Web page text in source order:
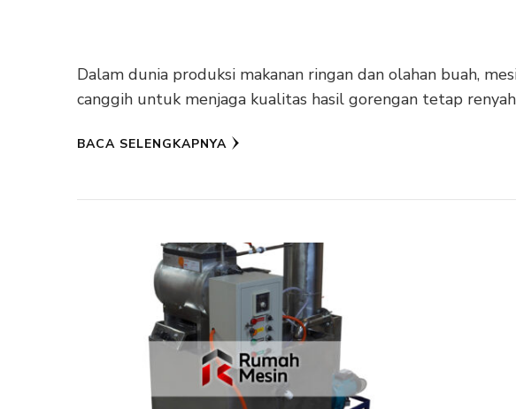
Dalam dunia produksi makanan ringan dan olahan buah,
canggih untuk menjaga kualitas hasil gorengan tetap
BACA SELENGKAPNYA